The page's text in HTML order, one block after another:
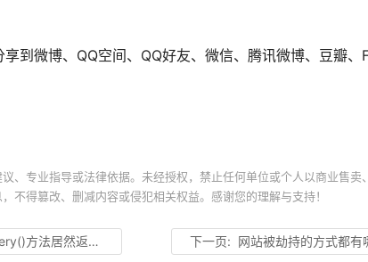
到微博、QQ空间、QQ好友、微信、腾讯微博、豆瓣
、专业指导或法律依据。未经授权，禁止任何单位或个人以商业售卖
不得篡改、删减内容或侵犯相关权益。感谢您的理解与支持！
法居然返回true 下一页: 网站被劫持的方式都有